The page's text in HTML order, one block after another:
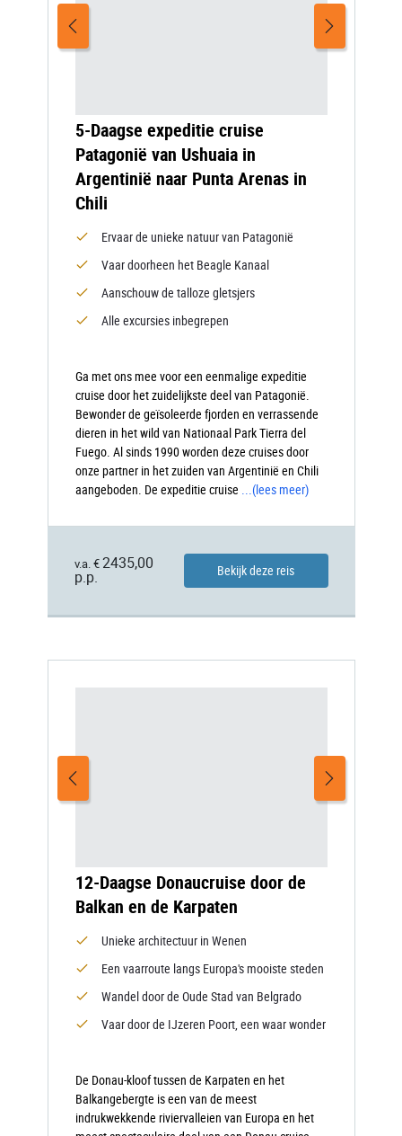
5-Daagse expeditie cruise
Patagonië van Ushuaia in
Argentinië naar Punta Arenas in
Chili
Ervaar de unieke natuur van Patagonië
Vaar doorheen het Beagle Kanaal
Aanschouw de talloze gletsjers
Alle excursies inbegrepen
Ga met ons mee voor een eenmalige expeditie
cruise door het zuidelijkste deel van Patagonië.
Bewonder de geïsoleerde fjorden en verrassende
dieren in het wild van Nationaal Park Tierra del
Fuego. Al sinds 1990 worden deze cruises door
onze partner in het zuiden van Argentinië en Chili
aangeboden. De expeditie cruise ...(lees meer)
v.a. € 2435,00
p.p.
Bekijk deze reis
12-Daagse Donaucruise door de
Balkan en de Karpaten
Unieke architectuur in Wenen
Een vaarroute langs Europa's mooiste steden
Wandel door de Oude Stad van Belgrado
Vaar door de IJzeren Poort, een waar wonder
De Donau-kloof tussen de Karpaten en het
Balkangebergte is een van de meest
indrukwekkende riviervalleien van Europa en het